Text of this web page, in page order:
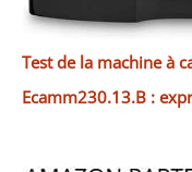
Test de la machine à
Ecamm230.13.B :